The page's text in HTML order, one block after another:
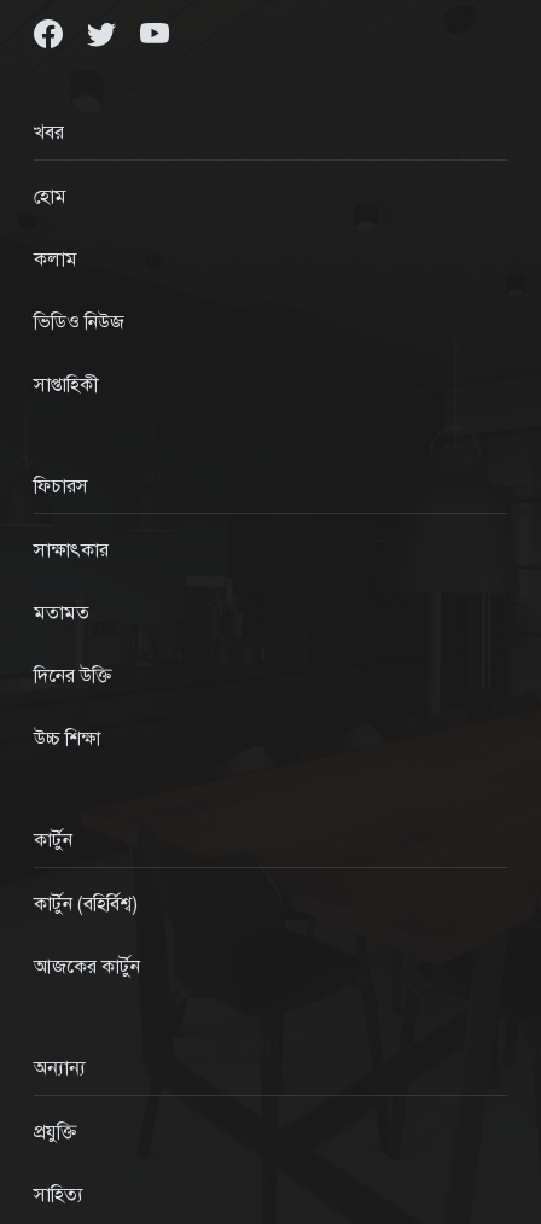
খবর
হোম
কলাম
ভিডিও নিউজ
সাপ্তাহিকী
ফিচারস
সাক্ষাৎকার
মতামত
দিনের উক্তি
উচ্চ শিক্ষা
কার্টুন
কার্টুন (বহির্বিশ্ব)
আজকের কার্টুন
অন্যান্য
প্রযুক্তি
সাহিত্য